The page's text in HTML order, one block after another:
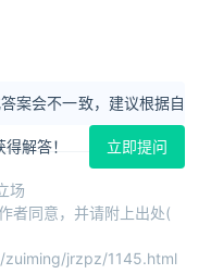
案会不一致，建议根据自
解答！ 立即提问
场
者同意，并请附上出处(
jrzpz/1145.html